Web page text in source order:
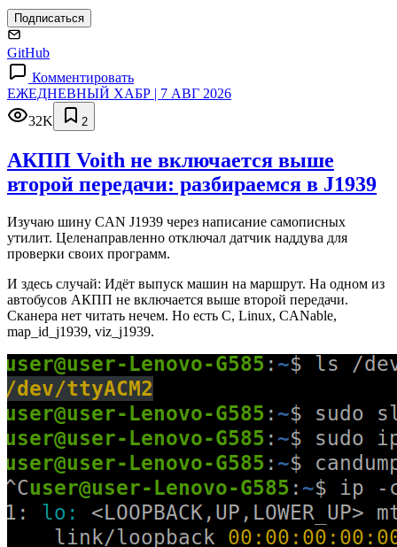
Подписаться
GitHub
Комментировать
ЕЖЕДНЕВНЫЙ ХАБР | 7 АВГ 2026
32K
2
АКПП Voith не включается выше
второй передачи: разбираемся в J1939
Изучаю шину CAN J1939 через написание самописных
утилит. Целенаправленно отключал датчик наддува для
проверки своих программ.
И здесь случай: Идёт выпуск машин на маршрут. На одном из
автобусов АКПП не включается выше второй передачи.
Сканера нет читать нечем. Но есть C, Linux, CANable,
map_id_j1939, viz_j1939.